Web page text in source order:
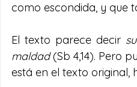
como escondida, y que
El texto parece decir
maldad (Sb 4,14). Pero
está en el texto original,